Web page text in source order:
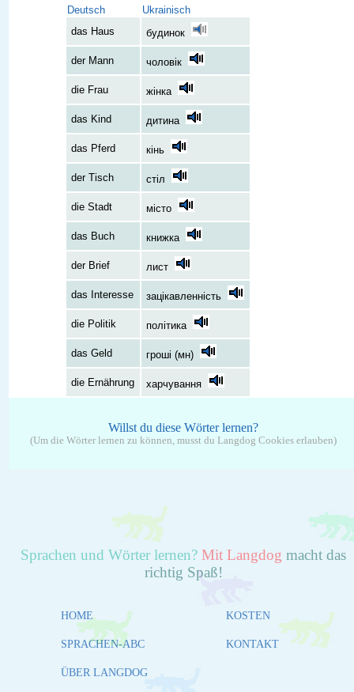
Deutsch
Ukrainisch
das Haus
будинок
der Mann чоловік
die Frau жінка
das Kind дитина
das Pferd кінь
der Tisch стіл
die Stadt місто
das Buch книжка
der Brief лист
das Interesse зацікавленність
die Politik політика
das Geld гроші (мн)
die Ernährung харчування
Willst du diese Wörter lernen?
(Um die Wörter lernen zu können, musst du Langdog Cookies erlauben)
Sprachen und Wörter lernen? Mit Langdog macht das
richtig Spaß!
HOME
SPRACHEN-ABC
ÜBER LANGDOG
KOSTEN
KONTAKT